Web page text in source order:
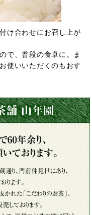
け合わせにお召し上が
で、普段の食卓に。ま
使いいただくのもおす